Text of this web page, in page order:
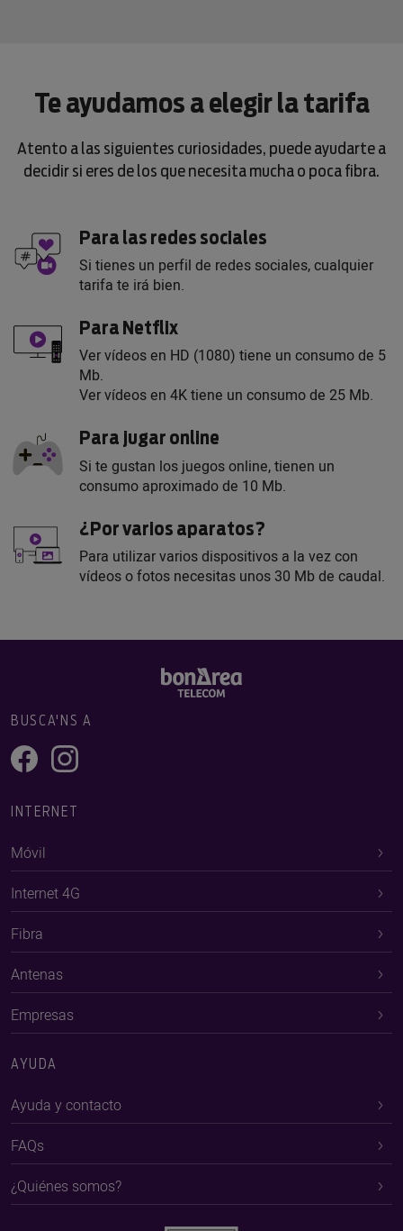
Te ayudamos a elegir la tarifa
Atento a las siguientes curiosidades, puede ayudarte a
decidir si eres de los que necesita mucha o poca fibra.
Para las redes sociales
Si tienes un perfil de redes sociales, cualquier
tarifa te irá bien.
Para Netflix
Ver vídeos en HD (1080) tiene un consumo de 5
Mb.
Ver vídeos en 4K tiene un consumo de 25 Mb.
Para jugar online
Si te gustan los juegos online, tienen un
consumo aproximado de 10 Mb.
¿Por varios aparatos?
Para utilizar varios dispositivos a la vez con
vídeos o fotos necesitas unos 30 Mb de caudal.
BUSCA'NS A
INTERNET
Móvil
Internet 4G
Fibra
Antenas
Empresas
AYUDA
Ayuda y contacto
FAQs
¿Quiénes somos?